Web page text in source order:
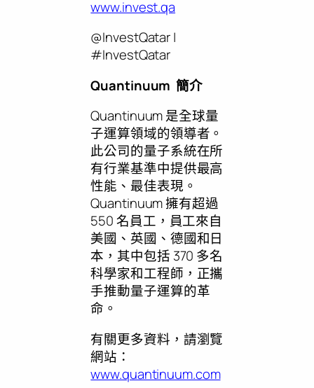
www.invest.qa
@InvestQatar |
#InvestQatar
Quantinuum 簡介
Quantinuum 是全球量
子運算領域的領導者。
此公司的量子系統在所
有行業基準中提供最高
性能、最佳表現。
Quantinuum 擁有超過
550 名員工，員工來自
美國、英國、德國和日
本，其中包括 370 多名
科學家和工程師，正攜
手推動量子運算的革
命。
有關更多資料，請瀏覽
網站：
www.quantinuum.com